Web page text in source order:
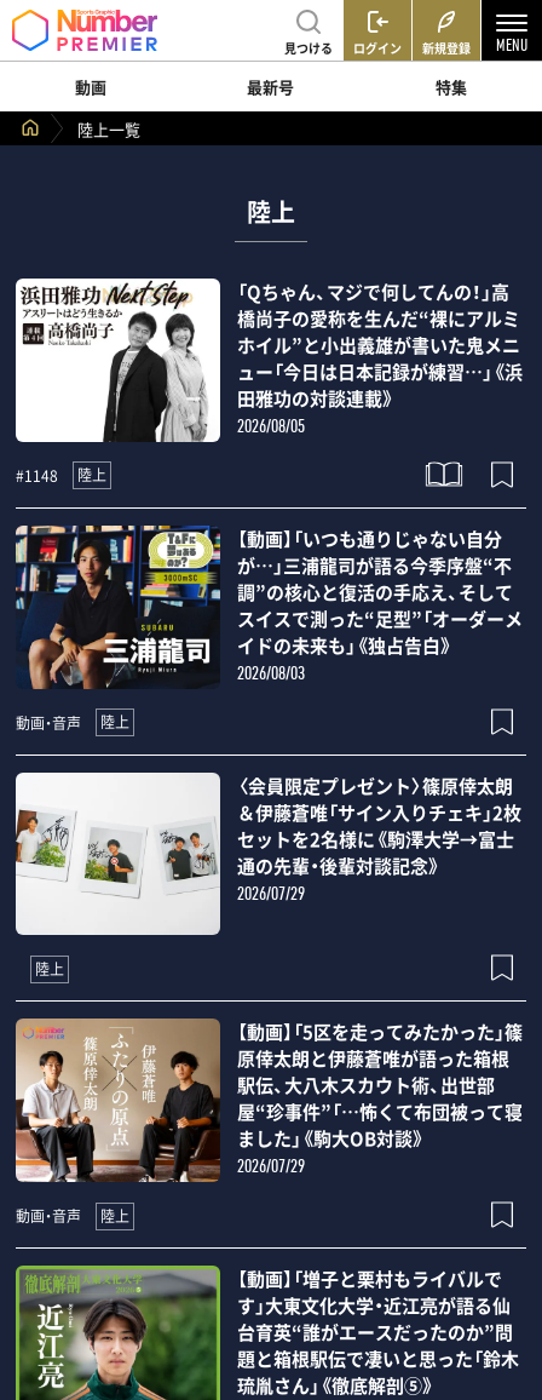
見つける ログイン 新規登録
動画 最新号
特集
陸上一覧
陸上
「Qちゃん、マジで何してんの！」高
橋尚子の愛称を生んだ“裸にアルミ
ホイル”と小出義雄が書いた鬼メニ
ュー「今日は日本記録が練習…」《浜
田雅功の対談連載》
2026/08/05
#1148 陸上
【動画】「いつも通りじゃない自分
が…」三浦龍司が語る今季序盤“不
調”の核心と復活の手応え、そして
スイスで測った“足型”「オーダーメ
イドの未来も」《独占告白》
2026/08/03
動画・音声 陸上
〈会員限定プレゼント〉篠原倖太朗
＆伊藤蒼唯「サイン入りチェキ」2枚
セットを2名様に《駒澤大学→富士
通の先輩・後輩対談記念》
2026/07/29
陸上
【動画】「5区を走ってみたかった」篠
原倖太朗と伊藤蒼唯が語った箱根
駅伝、大八木スカウト術、出世部
屋“珍事件”「…怖くて布団被って寝
ました」《駒大OB対談》
2026/07/29
動画・音声 陸上
【動画】「増子と栗村もライバルで
す」大東文化大学・近江亮が語る仙
台育英“誰がエースだったのか”問
題と箱根駅伝で凄いと思った「鈴木
琉胤さん」《徹底解剖⑤》